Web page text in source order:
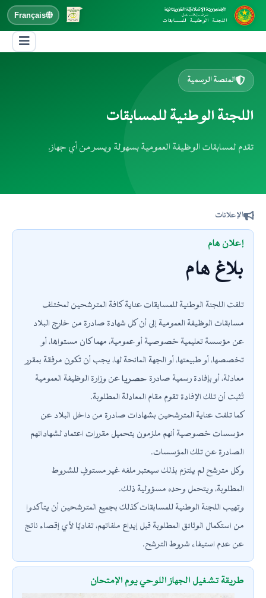
Français
المنصة الرسمية
اللجنة الوطنية للمسابقات
تقدم لمسابقات الوظيفة العمومية بسهولة ويسر من أي جهاز.
الإعلانات
إعلان هام
بلاغ هام
تلفت اللجنة الوطنية للمسابقات عناية كافة المترشحين لمختلف
مسابقات الوظيفة العمومية إلى أن كل شهادة صادرة من خارج البلاد
عن مؤسسة تعليمية خصوصية أو عمومية، مهما كان مستواها، أو
تخصصها، أو طبيعتها، أو الجهة المانحة لها، يجب أن تكون مرفقة بمقرر
معادلة، أو بإفادة رسمية صادرة حصرياعن وزارة الوظيفة العمومية
تُثبت أن تلك الإفادة تقوم مقام المعادلة المطلوبة.
كما تلفت عناية المترشحين بشهادات صادرة من داخل البلاد عن
مؤسسات خصوصية أنهم ملزمون بتحميل مقررات اعتماد لشهاداتهم
الصادرة عن تلك المؤسسات.
وكل مترشح لم يلتزم بذلك سيعتبر ملفه غير مستوفٍ للشروط
المطلوبة، ويتحمل وحده مسؤولية ذلك.
وتهيب اللجنة الوطنية للمسابقات كذلك بجميع المترشحين أن يتأكدوا
من استكمال الوثائق المطلوبة قبل إيداع ملفاتهم، تفاديًا لأي إقصاء ناتج
عن عدم استيفاء شروط الترشح.
طريقة تشغيل الجهاز اللوحي يوم الإمتحان